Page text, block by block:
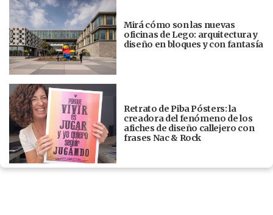
Mirá cómo son las nuevas
oficinas de Lego: arquitectura y
diseño en bloques y con fantasía
Retrato de Piba Pósters: la
creadora del fenómeno de los
afiches de diseño callejero con
frases Nac & Rock